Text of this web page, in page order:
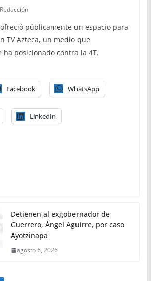
Redacción
públicamente un espacio para
TV Azteca, un medio que
posicionado contra la 4T.
Facebook WhatsApp
LinkedIn
Detienen al exgobernador de
Guerrero, Ángel Aguirre, por caso
Ayotzinapa
agosto 6, 2026